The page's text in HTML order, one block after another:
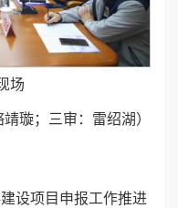
场
璇；三审：雷绍湖）
设项目申报工作推进